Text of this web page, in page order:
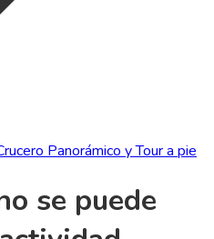
Panorámico y Tour a pie
se puede